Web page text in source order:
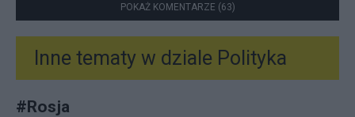
POKAŻ KOMENTARZE (63)
Inne tematy w dziale Polityka
#Rosja